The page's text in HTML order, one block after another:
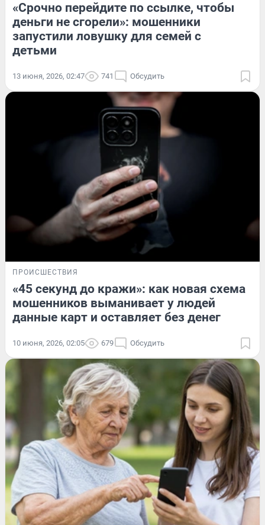
«Срочно перейдите по ссылке, чтобы
деньги не сгорели»: мошенники
запустили ловушку для семей с
детьми
13 июня, 2026, 02:47 741 Обсудить
ПРОИСШЕСТВИЯ
«45 секунд до кражи»: как новая схема
мошенников выманивает у людей
данные карт и оставляет без денег
10 июня, 2026, 02:05 679 Обсудить